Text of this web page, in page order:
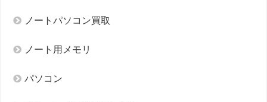
ノートパソコン買取
ノート用メモリ
パソコン